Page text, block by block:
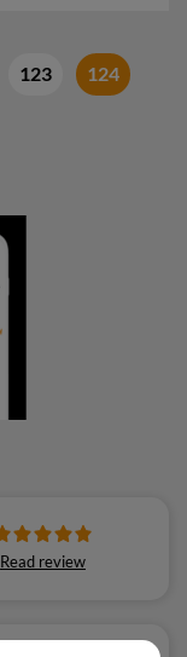
123 124
Read review